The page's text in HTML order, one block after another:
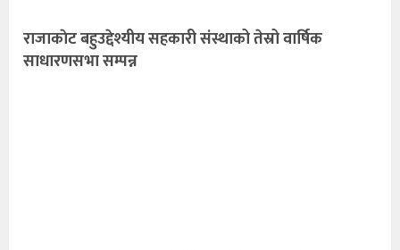
राजाकाेट बहुउद्देश्यीय सहकारी संस्थाको तेस्रो वार्षिक
साधारणसभा सम्पन्न